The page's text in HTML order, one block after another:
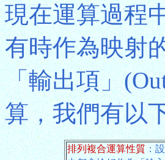
現在運算過程
有時作為映射
「輸出項」
算，我們有以
排列複合運算性質：